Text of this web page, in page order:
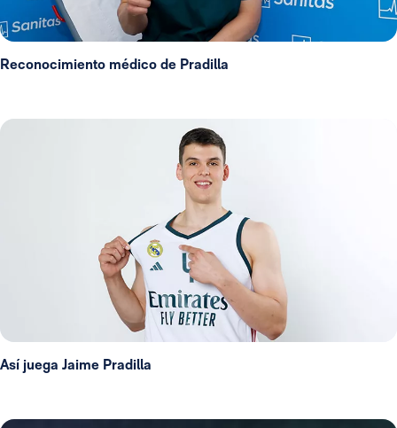
Reconocimiento médico de Pradilla
Así juega Jaime Pradilla